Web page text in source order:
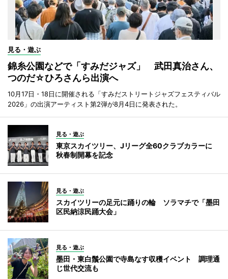
見る・遊ぶ
錦糸公園などで「すみだジャズ」 武田真治さん、
つのだ☆ひろさんら出演へ
10月17日・18日に開催される「すみだストリートジャズフェスティバル
2026」の出演アーティスト第2弾が8月4日に発表された。
見る・遊ぶ
東京スカイツリー、Jリーグ全60クラブカラーに
秋春制開幕を記念
見る・遊ぶ
スカイツリーの足元に踊りの輪 ソラマチで「墨田
区民納涼民踊大会」
見る・遊ぶ
墨田・東白鬚公園で寺島なす収穫イベント 調理通
じ世代交流も